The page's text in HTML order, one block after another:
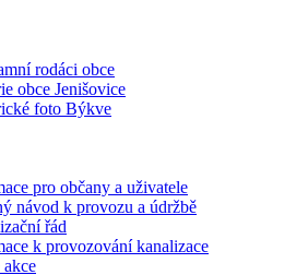
rodáci obce
obce Jenišovice
foto Býkve
pro občany a uživatele
návod k provozu a údržbě
řád
k provozování kanalizace
akce